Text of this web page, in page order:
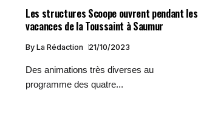
Les structures Scoope ouvrent pendant les
vacances de la Toussaint à Saumur
By La Rédaction 21/10/2023
Des animations très diverses au
programme des quatre...